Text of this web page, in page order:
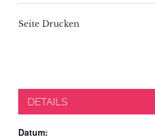
Seite Drucken
DETAILS
Datum: